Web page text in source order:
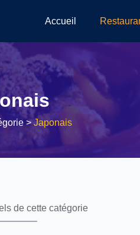
Accueil
>Japonais
de cette catégorie